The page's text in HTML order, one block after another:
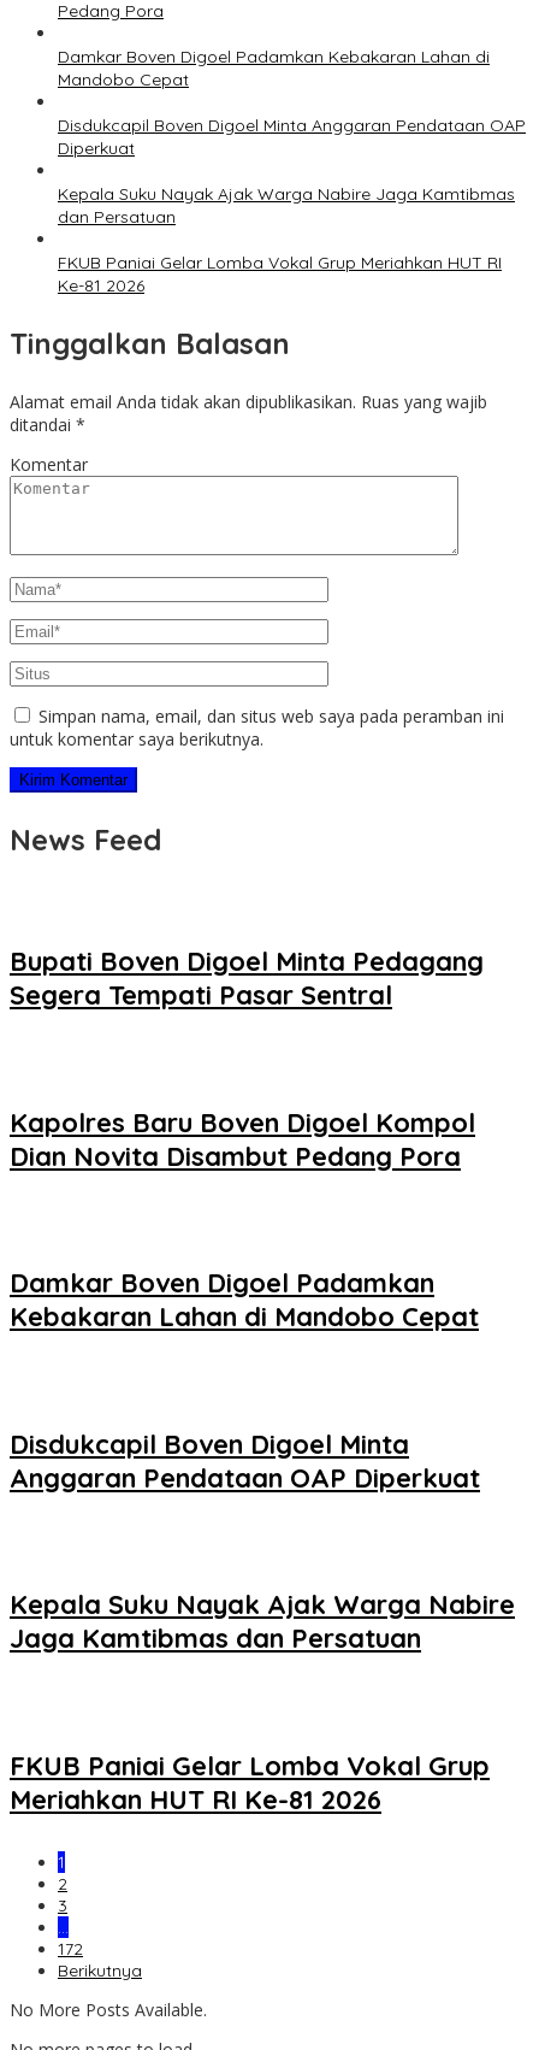
Pedang Pora
Damkar Boven Digoel Padamkan Kebakaran Lahan di
Mandobo Cepat
Disdukcapil Boven Digoel Minta Anggaran Pendataan OAP
Diperkuat
Kepala Suku Nayak Ajak Warga Nabire Jaga Kamtibmas
dan Persatuan
FKUB Paniai Gelar Lomba Vokal Grup Meriahkan HUT RI
Ke-81 2026
Tinggalkan Balasan
Alamat email Anda tidak akan dipublikasikan. Ruas yang wajib
ditandai *
Komentar
Simpan nama, email, dan situs web saya pada peramban ini
untuk komentar saya berikutnya.
News Feed
Bupati Boven Digoel Minta Pedagang
Segera Tempati Pasar Sentral
Kapolres Baru Boven Digoel Kompol
Dian Novita Disambut Pedang Pora
Damkar Boven Digoel Padamkan
Kebakaran Lahan di Mandobo Cepat
Disdukcapil Boven Digoel Minta
Anggaran Pendataan OAP Diperkuat
Kepala Suku Nayak Ajak Warga Nabire
Jaga Kamtibmas dan Persatuan
FKUB Paniai Gelar Lomba Vokal Grup
Meriahkan HUT RI Ke-81 2026
1
2
3
…
172
Berikutnya
No More Posts Available.